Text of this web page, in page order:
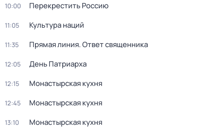
10:00 Перекреcтить Росcию
11:05 Культура наций
11:35 Прямая линия. Ответ священника
12:05 День Патриарха
12:15 Монастырская кухня
12:45 Монастырская кухня
13:10 Монастырская кухня